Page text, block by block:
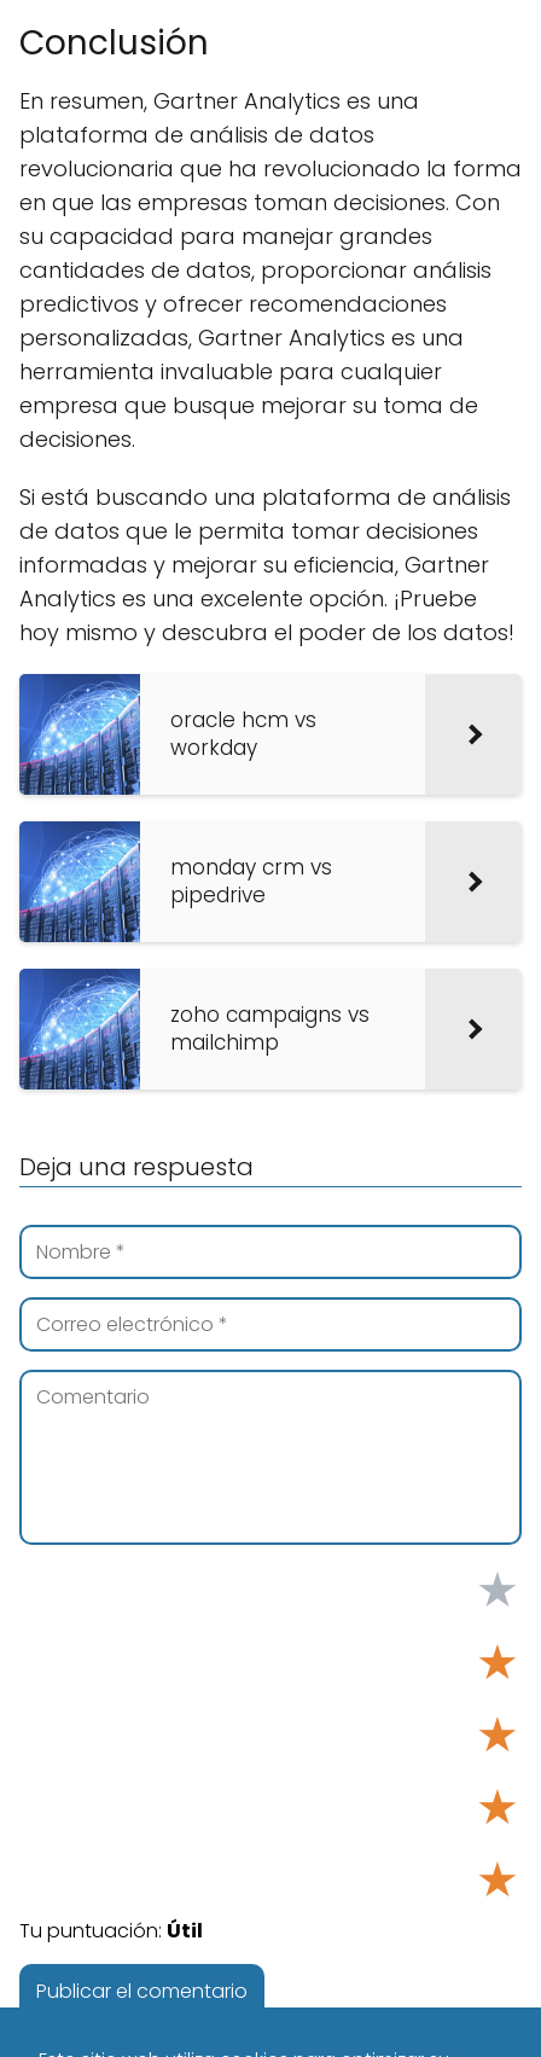
Conclusión
En resumen, Gartner Analytics es una
plataforma de análisis de datos
revolucionaria que ha revolucionado la forma
en que las empresas toman decisiones. Con
su capacidad para manejar grandes
cantidades de datos, proporcionar análisis
predictivos y ofrecer recomendaciones
personalizadas, Gartner Analytics es una
herramienta invaluable para cualquier
empresa que busque mejorar su toma de
decisiones.
Si está buscando una plataforma de análisis
de datos que le permita tomar decisiones
informadas y mejorar su eficiencia, Gartner
Analytics es una excelente opción. ¡Pruebe
hoy mismo y descubra el poder de los datos!
oracle hcm vs
workday
monday crm vs
pipedrive
zoho campaigns vs
mailchimp
Deja una respuesta
★
★
★
★
★
Tu puntuación: Útil